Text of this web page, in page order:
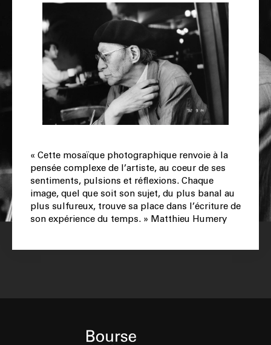
« Cette mosaïque photographique renvoie à la
pensée complexe de l’artiste, au coeur de ses
sentiments, pulsions et réflexions. Chaque
image, quel que soit son sujet, du plus banal au
plus sulfureux, trouve sa place dans l’écriture de
son expérience du temps. » Matthieu Humery